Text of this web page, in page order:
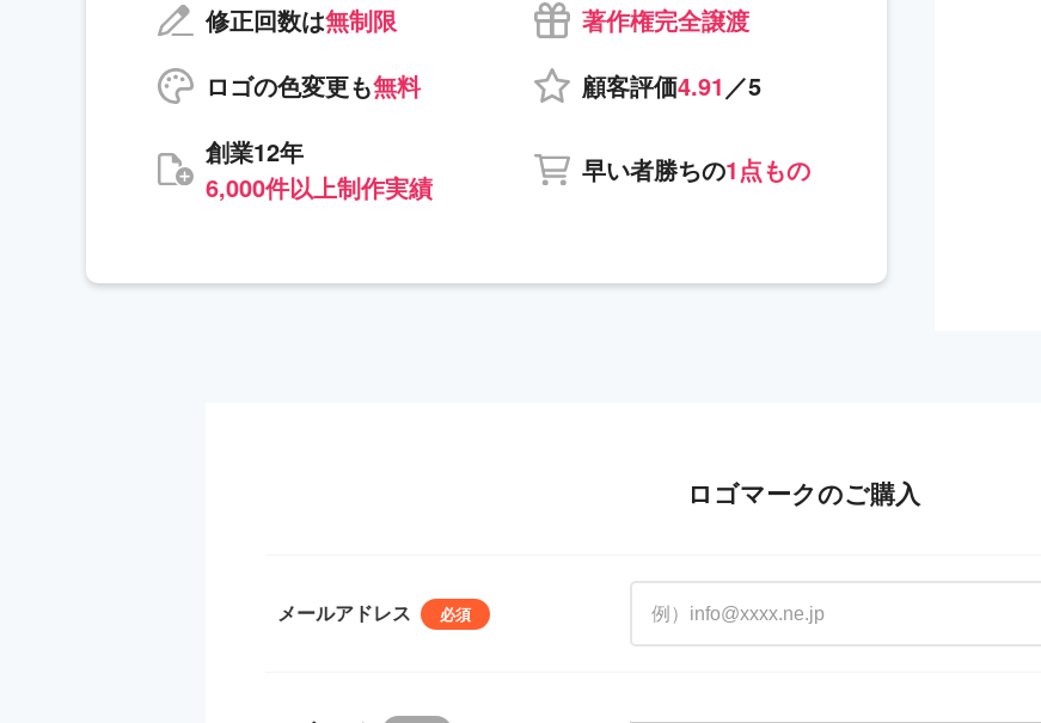
修正回数は無制限
著作権完全譲渡
ロゴの色変更も無料 顧客評価4.91 ／5
創業12年
6,000件以上制作実績
早い者勝ちの1点もの
ロゴマークのご購入
メールアドレス